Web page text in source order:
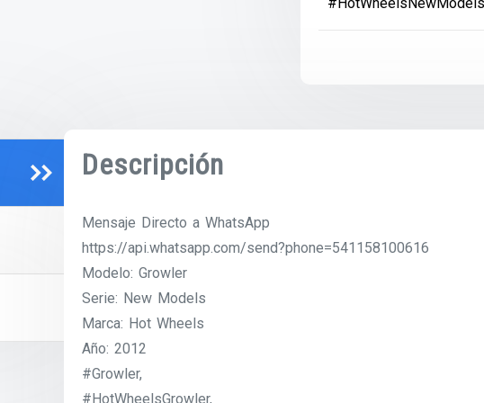
Descripción
Mensaje Directo a WhatsApp
https://api.whatsapp.com/send?phone=541158100616
Modelo: Growler
Serie: New Models
Marca: Hot Wheels
Año: 2012
#Growler,
#HotWheelsGrowler,